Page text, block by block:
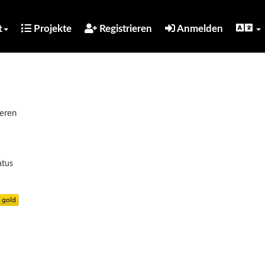
Projekte Registrieren Anmelden